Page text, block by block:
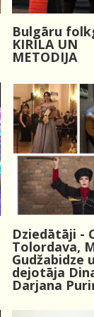
Bulgāru
KIRILA UN
METODIJA
Dziedātāji -
Tolordava,
Gudžabidze
dejotāja
Darjana